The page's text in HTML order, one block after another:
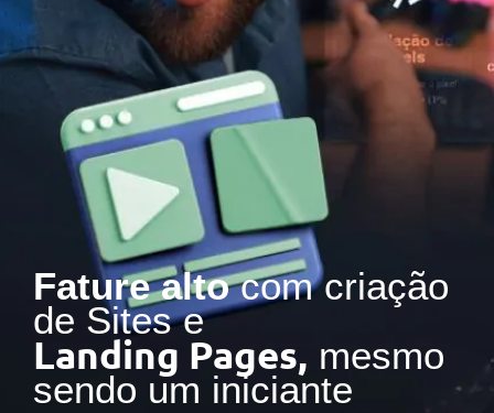
Fature altocom criação
de Sites e
Landing Pages, mesmo
sendo um iniciante